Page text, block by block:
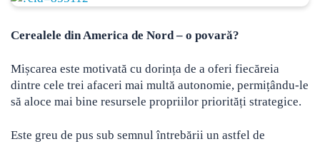
Cerealele din America de Nord – o povară?
Mișcarea este motivată cu dorința de a oferi fiecăreia
dintre cele trei afaceri mai multă autonomie, permițându-le
să aloce mai bine resursele propriilor priorități strategice.
Este greu de pus sub semnul întrebării un astfel de